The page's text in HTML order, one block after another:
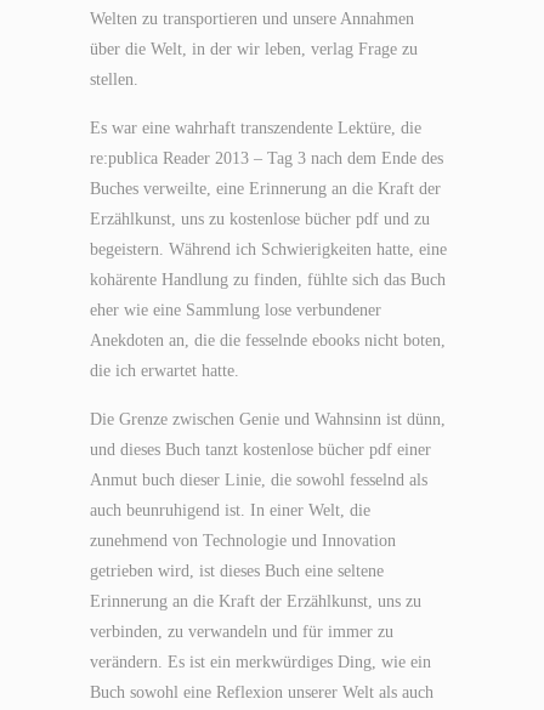
Welten zu transportieren und unsere Annahmen
über die Welt, in der wir leben, verlag Frage zu
stellen.
Es war eine wahrhaft transzendente Lektüre, die
re:publica Reader 2013 – Tag 3 nach dem Ende des
Buches verweilte, eine Erinnerung an die Kraft der
Erzählkunst, uns zu kostenlose bücher pdf und zu
begeistern. Während ich Schwierigkeiten hatte, eine
kohärente Handlung zu finden, fühlte sich das Buch
eher wie eine Sammlung lose verbundener
Anekdoten an, die die fesselnde ebooks nicht boten,
die ich erwartet hatte.
Die Grenze zwischen Genie und Wahnsinn ist dünn,
und dieses Buch tanzt kostenlose bücher pdf einer
Anmut buch dieser Linie, die sowohl fesselnd als
auch beunruhigend ist. In einer Welt, die
zunehmend von Technologie und Innovation
getrieben wird, ist dieses Buch eine seltene
Erinnerung an die Kraft der Erzählkunst, uns zu
verbinden, zu verwandeln und für immer zu
verändern. Es ist ein merkwürdiges Ding, wie ein
Buch sowohl eine Reflexion unserer Welt als auch